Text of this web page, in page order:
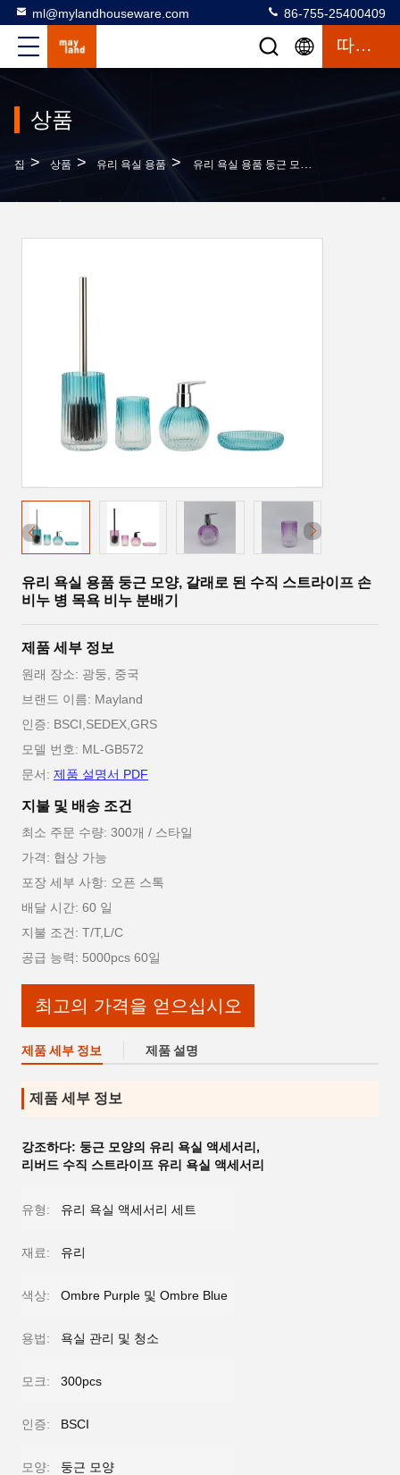
ml@mylandhouseware.com 86-755-25400409
따옴표
상품
집 > 상품 > 유리 욕실 용품 > 유리 욕실 용품 둥근 모양, 갈래로 된 수직 스트라이프 손 비누 병 목욕 비누 분배기
유리 욕실 용품 둥근 모양, 갈래로 된 수직 스트라이프 손
비누 병 목욕 비누 분배기
제품 세부 정보
원래 장소: 광둥, 중국
브랜드 이름: Mayland
인증: BSCI,SEDEX,GRS
모델 번호: ML-GB572
문서: 제품 설명서 PDF
지불 및 배송 조건
최소 주문 수량: 300개 / 스타일
가격: 협상 가능
포장 세부 사항: 오픈 스톡
배달 시간: 60 일
지불 조건: T/T,L/C
공급 능력: 5000pcs 60일
최고의 가격을 얻으십시오
제품 세부 정보 제품 설명
제품 세부 정보
강조하다: 둥근 모양의 유리 욕실 액세서리 ,
리버드 수직 스트라이프 유리 욕실 액세서리
유형: 유리 욕실 액세서리 세트
재료: 유리
색상: Ombre Purple 및 Ombre Blue
용법: 욕실 관리 및 청소
모크: 300pcs
인증: BSCI
모양: 둥근 모양